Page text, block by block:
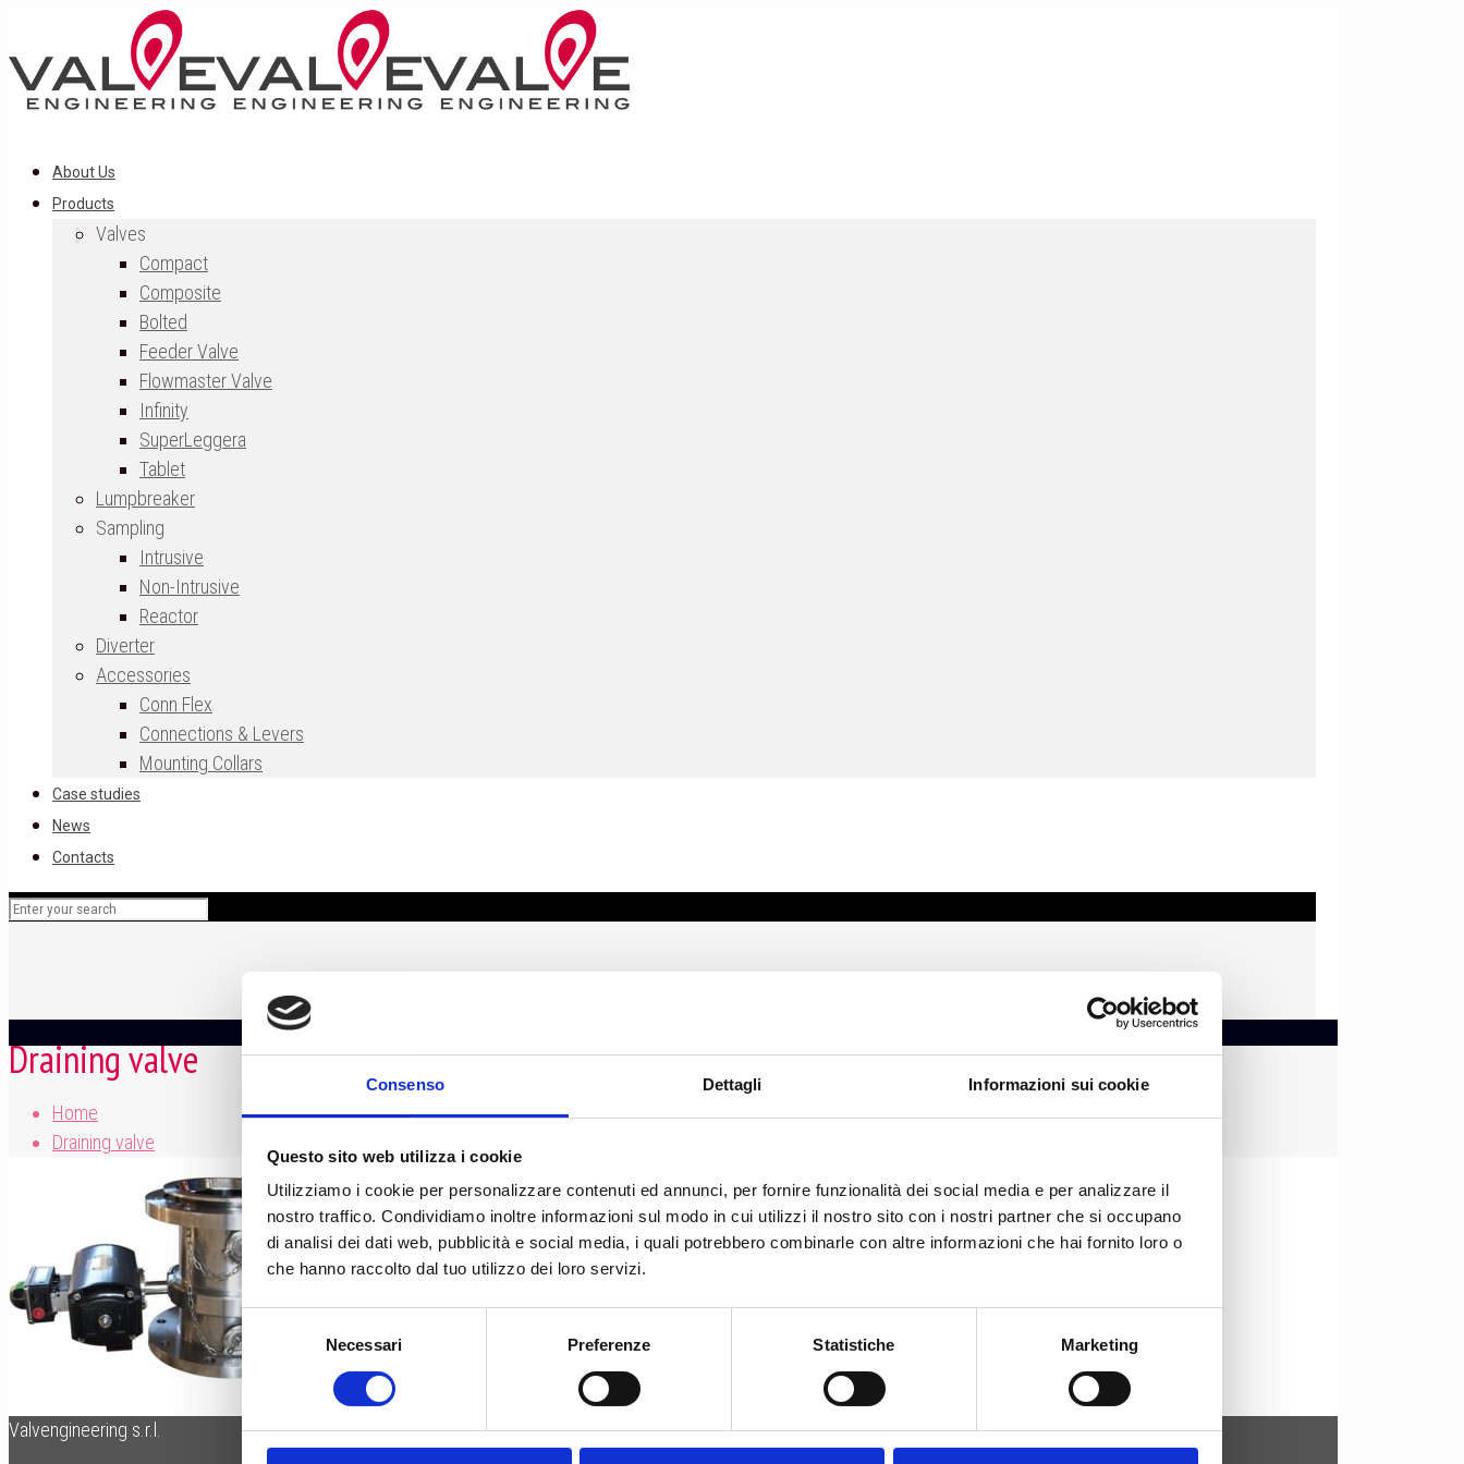
Consenso Dettagli Informazioni sui cookie
Questo sito web utilizza i cookie
Utilizziamo i cookie per personalizzare contenuti ed annunci, per fornire funzionalità dei social media e per analizzare il
nostro traffico. Condividiamo inoltre informazioni sul modo in cui utilizzi il nostro sito con i nostri partner che si occupano
di analisi dei dati web, pubblicità e social media, i quali potrebbero combinarle con altre informazioni che hai fornito loro o
che hanno raccolto dal tuo utilizzo dei loro servizi.
Selezione
del
consenso
Necessari Preferenze Statistiche Marketing
About Us
Products
Valves
Compact
Composite
Bolted
Feeder Valve
Flowmaster Valve
Infinity
SuperLeggera
Tablet
Lumpbreaker
Sampling
Intrusive
Non-Intrusive
Reactor
Diverter
Accessories
Conn Flex
Connections & Levers
Mounting Collars
Case studies
News
Contacts
Draining valve
Home
Draining valve
Valvengineering s.r.l.